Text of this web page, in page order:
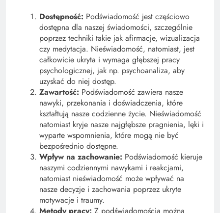
Dostępność: Podświadomość jest częściowo
dostępna dla naszej świadomości, szczególnie
poprzez techniki takie jak afirmacje, wizualizacja
czy medytacja. Nieświadomość, natomiast, jest
całkowicie ukryta i wymaga głębszej pracy
psychologicznej, jak np. psychoanaliza, aby
uzyskać do niej dostęp.
Zawartość: Podświadomość zawiera nasze
nawyki, przekonania i doświadczenia, które
kształtują nasze codzienne życie. Nieświadomość
natomiast kryje nasze najgłębsze pragnienia, lęki i
wyparte wspomnienia, które mogą nie być
bezpośrednio dostępne.
Wpływ na zachowanie: Podświadomość kieruje
naszymi codziennymi nawykami i reakcjami,
natomiast nieświadomość może wpływać na
nasze decyzje i zachowania poprzez ukryte
motywacje i traumy.
Metody pracy: Z podświadomością można